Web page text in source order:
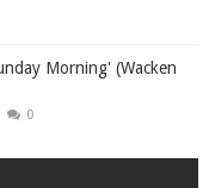
Morning' (Wacken
0